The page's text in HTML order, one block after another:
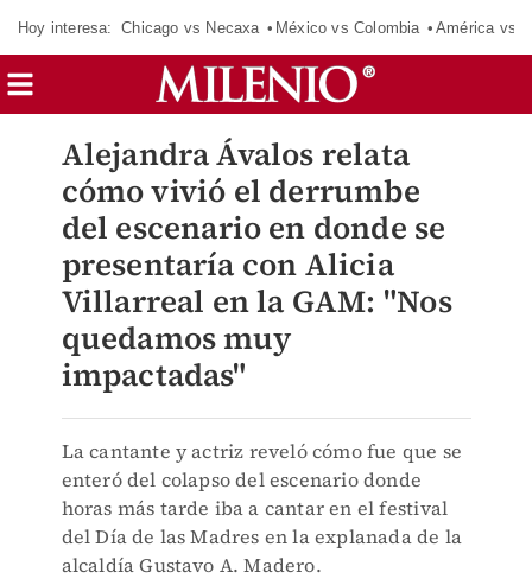
Hoy interesa: Chicago vs Necaxa México vs Colombia América vs
Alejandra Ávalos relata
cómo vivió el derrumbe
del escenario en donde se
presentaría con Alicia
Villarreal en la GAM: "Nos
quedamos muy
impactadas"
La cantante y actriz reveló cómo fue que se
enteró del colapso del escenario donde
horas más tarde iba a cantar en el festival
del Día de las Madres en la explanada de la
alcaldía Gustavo A. Madero.